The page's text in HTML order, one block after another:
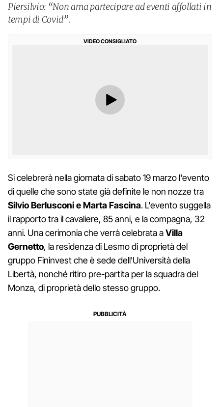
Piersilvio: “Non ama partecipare ad eventi affollati in
tempi di Covid”.
VIDEO CONSIGLIATO
Si celebrerà nella giornata di sabato 19 marzo l'evento
di quelle che sono state già definite le non nozze tra
Silvio Berlusconi e Marta Fascina. L'evento suggella
il rapporto tra il cavaliere, 85 anni, e la compagna, 32
anni. Una cerimonia che verrà celebrata aVilla
Gernetto, la residenza di Lesmo di proprietà del
gruppo Fininvest che è sede dell'Università della
Libertà, nonché ritiro pre-partita per la squadra del
Monza, di proprietà dello stesso gruppo.